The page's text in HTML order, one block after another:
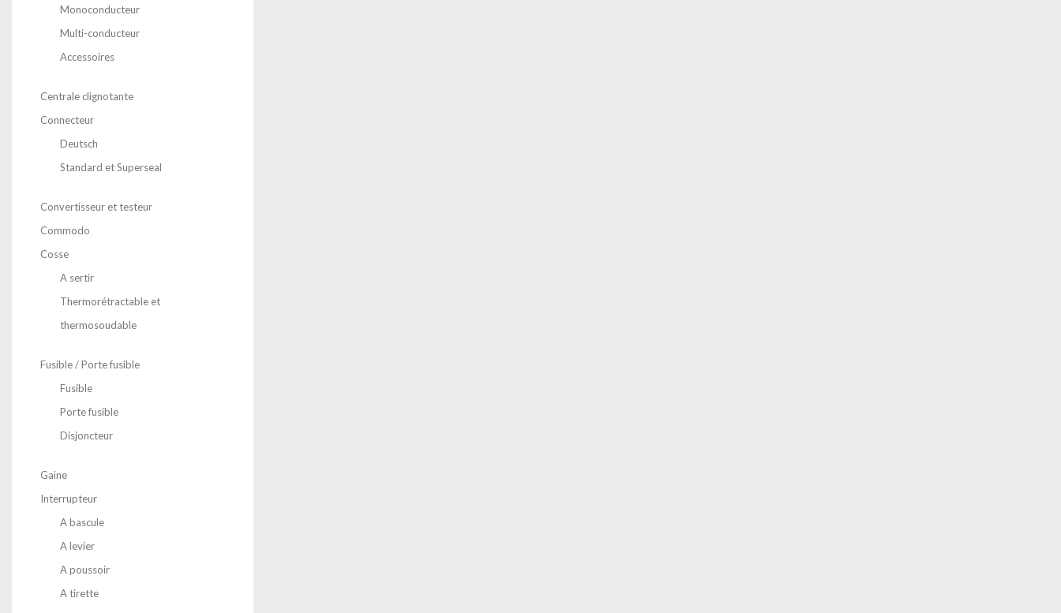
Monoconducteur
Multi-conducteur
Accessoires
Centrale clignotante
Connecteur
Deutsch
Standard et Superseal
Convertisseur et testeur
Commodo
Cosse
A sertir
Thermorétractable et
thermosoudable
Fusible / Porte fusible
Fusible
Porte fusible
Disjoncteur
Gaine
Interrupteur
A bascule
A levier
A poussoir
A tirette